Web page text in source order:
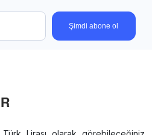
Şimdi abone ol